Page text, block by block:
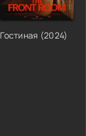
Гостиная (2024)